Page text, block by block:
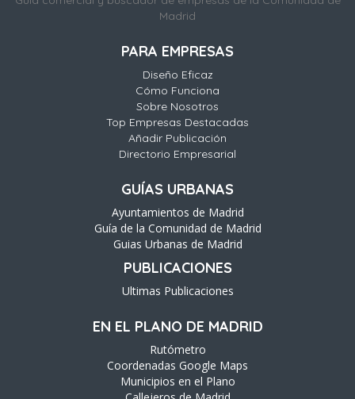
Madrid
PARA EMPRESAS
Diseño Eficaz
Cómo Funciona
Sobre Nosotros
Top Empresas Destacadas
Añadir Publicación
Directorio Empresarial
GUÍAS URBANAS
Ayuntamientos de Madrid
Guía de la Comunidad de Madrid
Guias Urbanas de Madrid
PUBLICACIONES
Ultimas Publicaciones
EN EL PLANO DE MADRID
Rutómetro
Coordenadas Google Maps
Municipios en el Plano